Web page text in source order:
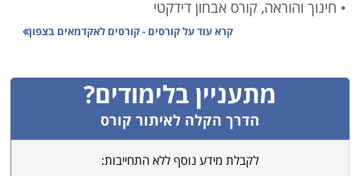
• חינוך והוראה, קורס אבחון דידקטי
• מחקר, איכות הסביבה, תחומי הרפואה
• קורס עריכה לשונית
• עריכת פטנטים
קורסים לאקדמאים מיועדים למי שמעוניין לעבור הסבה
וללמוד מקצוע חדש, בלי לעבור מסלול של תואר נוסף, ולמי
שזקוק להסמכות והשלמות שונות בתחום שלו, והם מוצעים
קרא עוד עלקורסים - קורסים לאקדמאים בצפון
מתעניין בלימודים?
הדרך הקלה לאיתור קורס
לקבלת מידע נוסף ללא התחייבות: